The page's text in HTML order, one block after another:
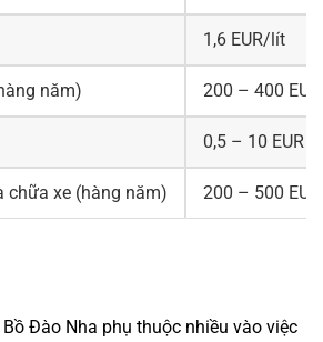
1,6 EUR/lít
năm) 200 – 400 EUR
0,5 – 10 EUR
chữa xe (hàng năm) 200 – 500 EUR
Đào Nha phụ thuộc nhiều vào việc